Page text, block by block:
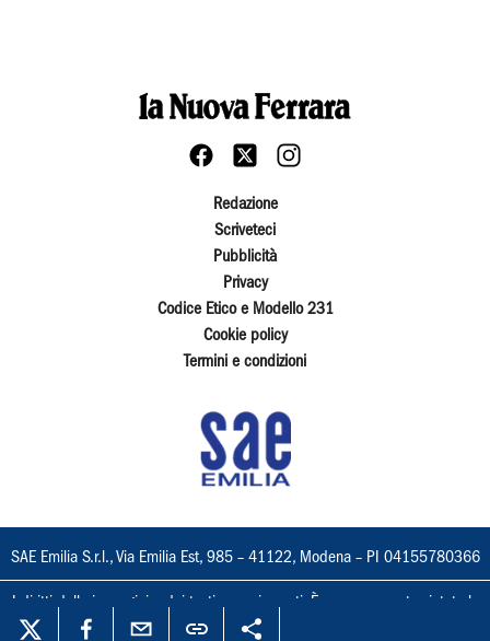
Redazione
Scriveteci
Pubblicità
Privacy
Codice Etico e Modello 231
Cookie policy
Termini e condizioni
SAE Emilia S.r.l., Via Emilia Est, 985 – 41122, Modena – PI 04155780366
I diritti delle immagini e dei testi sono riservati. È espressamente vietata la
loro riproduzione con qualsiasi mezzo e l'adattamento totale o parziale.